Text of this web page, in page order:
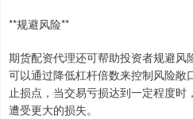
**规避风险**
期货配资代理还可帮助投资者规避风
可以通过降低杠杆倍数来控制风险敞
止损点，当交易亏损达到一定程度时
遭受更大的损失。